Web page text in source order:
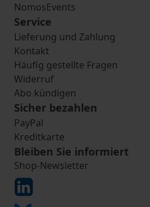
NomosEvents
Service
Lieferung und Zahlung
Kontakt
Häufig gestellte Fragen
Widerruf
Abo kündigen
Sicher bezahlen
PayPal
Kreditkarte
Bleiben Sie informiert
Shop-Newsletter